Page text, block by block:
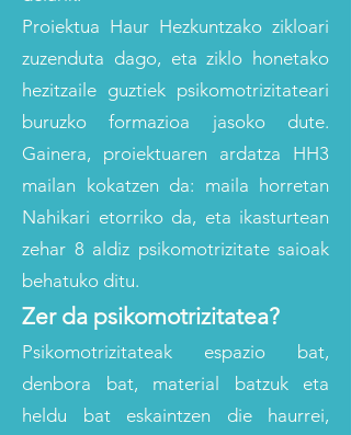
Proiektua Haur Hezkuntzako zikloari
zuzenduta dago, eta ziklo honetako
hezitzaile guztiek psikomotrizitateari
buruzko formazioa jasoko dute.
Gainera, proiektuaren ardatza HH3
mailan kokatzen da: maila horretan
Nahikari etorriko da, eta ikasturtean
zehar 8 aldiz psikomotrizitate saioak
behatuko ditu.
Zer da psikomotrizitatea?
Psikomotrizitateak espazio bat,
denbora bat, material batzuk eta
heldu bat eskaintzen die haurrei,